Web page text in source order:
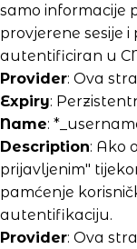
samo informacije
provjerene sesije
autentificiran u
Provider: Ova
Expiry:
Name:
Description: Ako
prijavljenim"
pamćenje
autentifikaciju.
Provider: Ova